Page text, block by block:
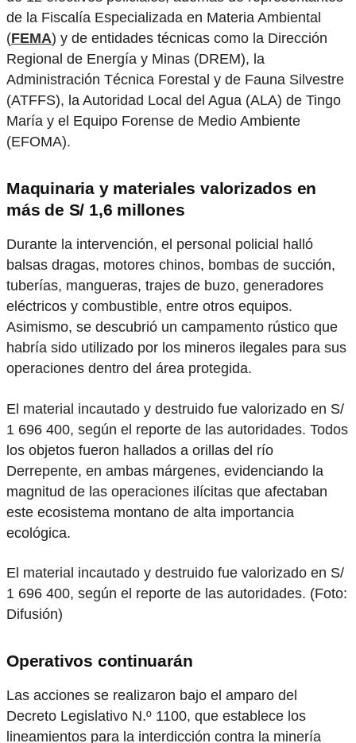
de la Fiscalía Especializada en Materia Ambiental
(FEMA) y de entidades técnicas como la Dirección
Regional de Energía y Minas (DREM), la
Administración Técnica Forestal y de Fauna Silvestre
(ATFFS), la Autoridad Local del Agua (ALA) de Tingo
María y el Equipo Forense de Medio Ambiente
(EFOMA).
Maquinaria y materiales valorizados en
más de S/ 1,6 millones
Durante la intervención, el personal policial halló
balsas dragas, motores chinos, bombas de succión,
tuberías, mangueras, trajes de buzo, generadores
eléctricos y combustible, entre otros equipos.
Asimismo, se descubrió un campamento rústico que
habría sido utilizado por los mineros ilegales para sus
operaciones dentro del área protegida.
El material incautado y destruido fue valorizado en S/
1 696 400, según el reporte de las autoridades. Todos
los objetos fueron hallados a orillas del río
Derrepente, en ambas márgenes, evidenciando la
magnitud de las operaciones ilícitas que afectaban
este ecosistema montano de alta importancia
ecológica.
El material incautado y destruido fue valorizado en S/
1 696 400, según el reporte de las autoridades. (Foto:
Difusión)
Operativos continuarán
Las acciones se realizaron bajo el amparo del
Decreto Legislativo N.º 1100, que establece los
lineamientos para la interdicción contra la minería